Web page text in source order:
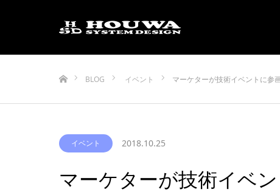
BLOG
イベント マーケターが技術イベントに参
イベント 2018.10.25
マーケターが技術イベ